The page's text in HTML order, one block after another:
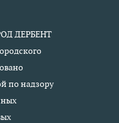
ДЕРБЕНТ
по надзору